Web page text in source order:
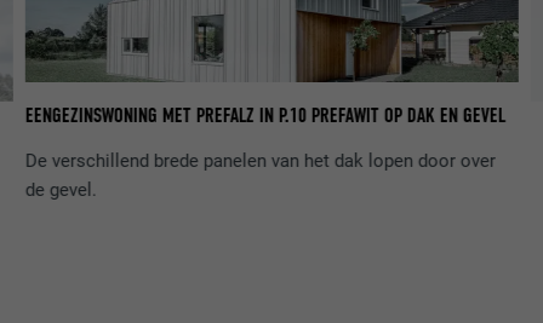
EENGEZINSWONING MET PREFALZ IN P.10 PREFAWIT OP DAK EN GEVEL
De verschillend brede panelen van het dak lopen door over
de gevel.